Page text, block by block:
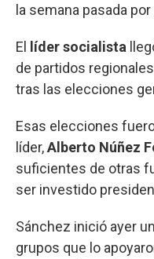
la semana pasada
El líder socialista
de partidos
tras las elecciones
Esas elecciones
líder,Alberto Núñez
suficientes de otras
ser investido
Sánchez inició ayer
grupos que lo